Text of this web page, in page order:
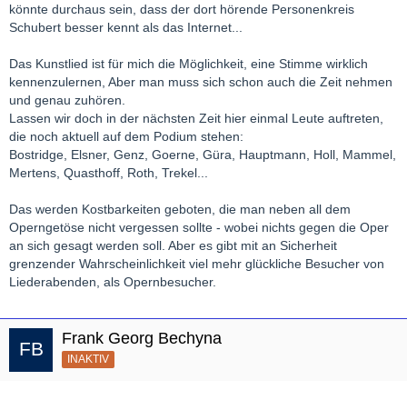
könnte durchaus sein, dass der dort hörende Personenkreis
Schubert besser kennt als das Internet...
Das Kunstlied ist für mich die Möglichkeit, eine Stimme wirklich
kennenzulernen, Aber man muss sich schon auch die Zeit nehmen
und genau zuhören.
Lassen wir doch in der nächsten Zeit hier einmal Leute auftreten,
die noch aktuell auf dem Podium stehen:
Bostridge, Elsner, Genz, Goerne, Güra, Hauptmann, Holl, Mammel,
Mertens, Quasthoff, Roth, Trekel...
Das werden Kostbarkeiten geboten, die man neben all dem
Operngetöse nicht vergessen sollte - wobei nichts gegen die Oper
an sich gesagt werden soll. Aber es gibt mit an Sicherheit
grenzender Wahrscheinlichkeit viel mehr glückliche Besucher von
Liederabenden, als Opernbesucher.
Frank Georg Bechyna
INAKTIV